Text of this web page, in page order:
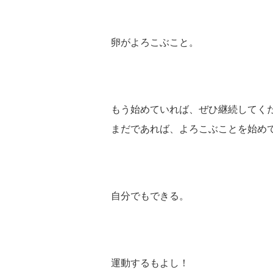
卵がよろこぶこと。
もう始めていれば、ぜひ継続してく
まだであれば、よろこぶことを始め
自分でもできる。
運動するもよし！